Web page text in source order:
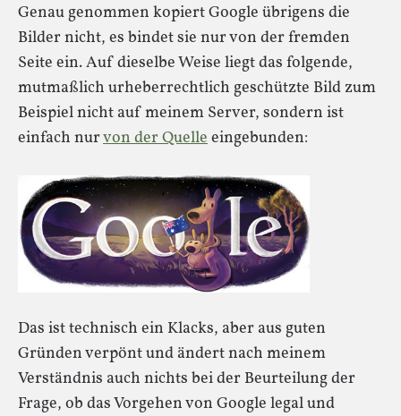
Genau genommen kopiert Google übrigens die
Bilder nicht, es bindet sie nur von der fremden
Seite ein. Auf dieselbe Weise liegt das folgende,
mutmaßlich urheberrechtlich geschützte Bild zum
Beispiel nicht auf meinem Server, sondern ist
einfach nurvon der Quelleeingebunden:
Das ist technisch ein Klacks, aber aus guten
Gründen verpönt und ändert nach meinem
Verständnis auch nichts bei der Beurteilung der
Frage, ob das Vorgehen von Google legal und